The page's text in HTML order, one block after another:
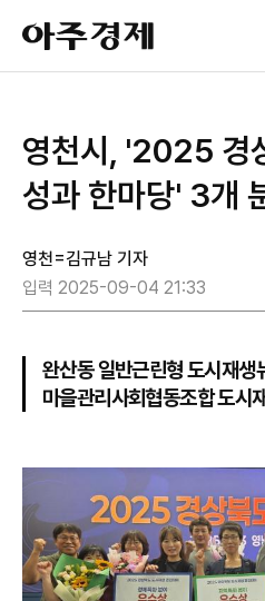
아
주
경
영천시, '2025 경
성과 한마당' 3개
영천=김규남 기자
입력 2025-09-04 21:33
완산동 일반근린형 도시재생
마을관리사회협동조합 도시